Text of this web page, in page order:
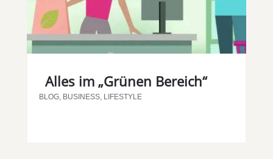
Alles im „Grünen Bereich“
BLOG, BUSINESS, LIFESTYLE